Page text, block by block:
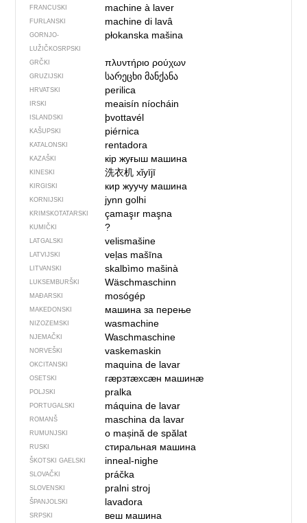
FRANCUSKI machine à laver
FURLANSKI machine di lavâ
GORNJO­
LUŽIČKOSRPSKI
płokanska mašina
GRČKI πλυντήριο ρούχων
GRUZIJSKI სარეცხი მანქანა
HRVATSKI perilica
IRSKI meaisín níocháin
ISLANDSKI þvottavél
KAŠUPSKI piérnica
KATALONSKI rentadora
KAZAŠKI кір жуғыш машина
KINESKI 洗衣机xǐyījī
KIRGISKI кир жуучу машина
KORNIJSKI jynn golhi
KRIMSKOTATARSKI çamaşır maşna
KUMIČKI ?
LATGALSKI velismašine
LATVIJSKI veļas mašīna
LITVANSKI skalbìmo mašinà
LUKSEMBURŠKI Wäschmaschinn
MAĐARSKI mosógép
MAKEDONSKI машина за перење
NIZOZEMSKI wasmachine
NJEMAČKI Waschmaschine
NORVEŠKI vaskemaskin
OKCITANSKI maquina de lavar
OSETSKI гӕрзтӕхсӕн машинӕ
POLJSKI pralka
PORTUGALSKI máquina de lavar
ROMANŠ maschina da lavar
RUMUNJSKI o mașină de spălat
RUSKI стиральная машина
ŠKOTSKI GAELSKI inneal-nighe
SLOVAČKI práčka
SLOVENSKI pralni stroj
ŠPANJOLSKI lavadora
SRPSKI веш машина